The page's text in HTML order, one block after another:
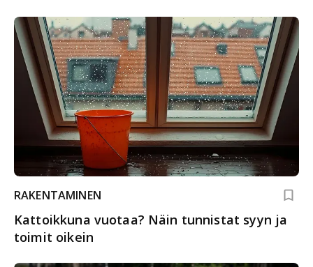
RAKENTAMINEN
Kattoikkuna vuotaa? Näin tunnistat syyn ja
toimit oikein